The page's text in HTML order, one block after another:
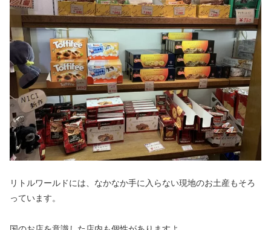
リトルワールドには、なかなか手に入らない現地のお土産もそろ
っています。